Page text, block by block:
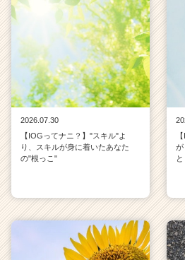
2026.07.30
【IOGってナニ？】"スキル"よ
り、スキルが身に着いたあなた
の"根っこ"
が
と